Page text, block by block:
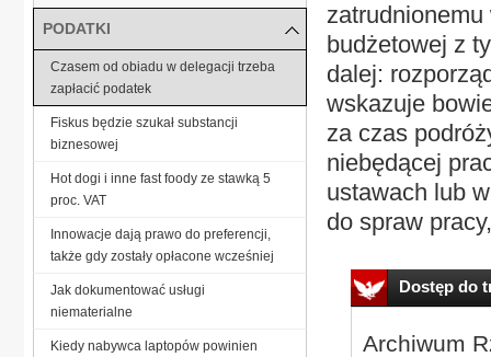
budżetowej z
dalej:
wskazuje
za czas
niebędącej
ustawach lub
do spraw
Dostęp do
Archiwum
PODATKI
Czasem od obiadu w delegacji trzeba
zapłacić podatek
Fiskus będzie szukał substancji
biznesowej
Hot dogi i inne fast foody ze stawką 5
proc. VAT
Innowacje dają prawo do preferencji,
także gdy zostały opłacone wcześniej
Jak dokumentować usługi
niematerialne
Kiedy nabywca laptopów powinien